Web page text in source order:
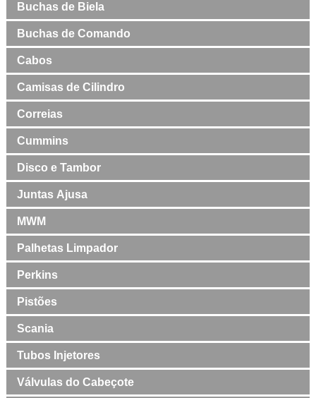
Buchas de Biela
Buchas de Comando
Cabos
Camisas de Cilindro
Correias
Cummins
Disco e Tambor
Juntas Ajusa
MWM
Palhetas Limpador
Perkins
Pistões
Scania
Tubos Injetores
Válvulas do Cabeçote